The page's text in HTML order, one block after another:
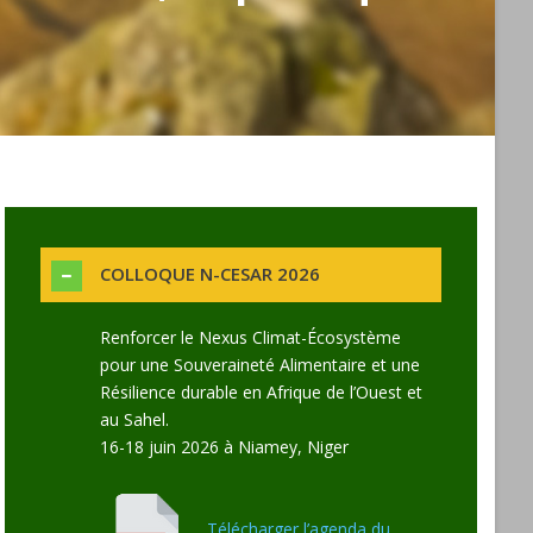
COLLOQUE N-CESAR 2026
Renforcer le Nexus Climat-Écosystème
pour une Souveraineté Alimentaire et une
Résilience durable en Afrique de l’Ouest et
au Sahel.
16-18 juin 2026 à Niamey, Niger